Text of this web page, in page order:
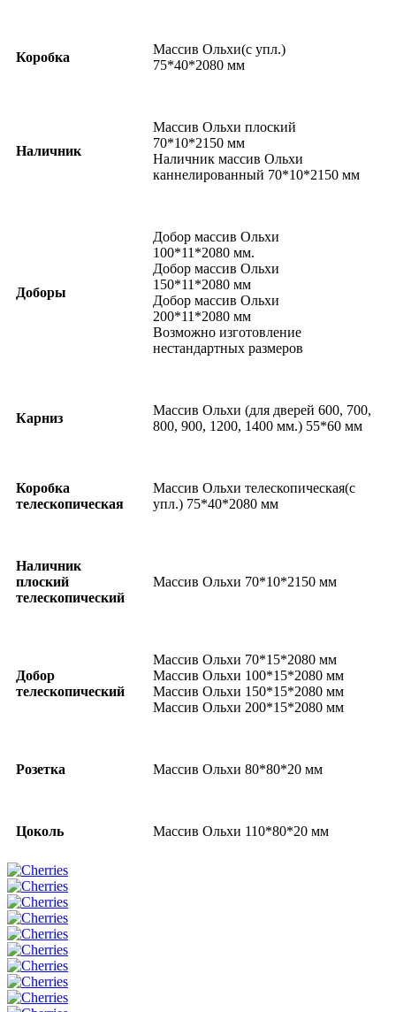
Коробка
Массив Ольхи(с упл.)
75*40*2080 мм
Наличник
Массив Ольхи плоский
70*10*2150 мм
Наличник массив Ольхи
каннелированный 70*10*2150 мм
Доборы
Добор массив Ольхи
100*11*2080 мм.
Добор массив Ольхи
150*11*2080 мм
Добор массив Ольхи
200*11*2080 мм
Возможно изготовление
нестандартных размеров
Карниз
Массив Ольхи (для дверей 600, 700,
800, 900, 1200, 1400 мм.) 55*60 мм
Коробка
телескопическая
Массив Ольхи телескопическая(с
упл.) 75*40*2080 мм
Наличник
плоский
телескопический
Массив Ольхи 70*10*2150 мм
Добор
телескопический
Массив Ольхи 70*15*2080 мм
Массив Ольхи 100*15*2080 мм
Массив Ольхи 150*15*2080 мм
Массив Ольхи 200*15*2080 мм
Розетка Массив Ольхи 80*80*20 мм
Цоколь Массив Ольхи 110*80*20 мм